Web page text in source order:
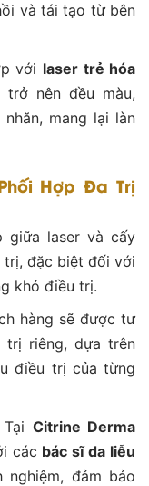
và tái tạo từ bên
với laser trẻ hóa
nên đều màu,
mang lại làn
Hợp Đa Trị
giữa laser và cấy
trị, đặc biệt đối với
khó điều trị.
hàng sẽ được tư
trị riêng, dựa trên
điều trị của từng
Citrine Derma
các bác sĩ da liễu
nghiệm, đảm bảo